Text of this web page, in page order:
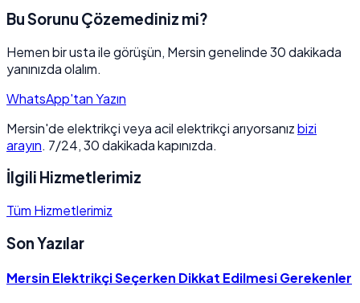
Bu Sorunu Çözemediniz mi?
Hemen bir usta ile görüşün, Mersin genelinde 30 dakikada
yanınızda olalım.
WhatsApp'tan Yazın
Mersin'de elektrikçi veya acil elektrikçi arıyorsanızbizi
arayın. 7/24, 30 dakikada kapınızda.
İlgili Hizmetlerimiz
Tüm Hizmetlerimiz
Son Yazılar
Mersin Elektrikçi Seçerken Dikkat Edilmesi Gerekenler